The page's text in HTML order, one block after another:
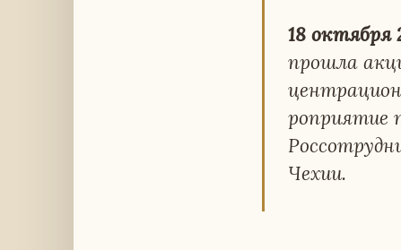
18 ок­тяб­ря
прошла
ро­при­я­тие
Чехии.